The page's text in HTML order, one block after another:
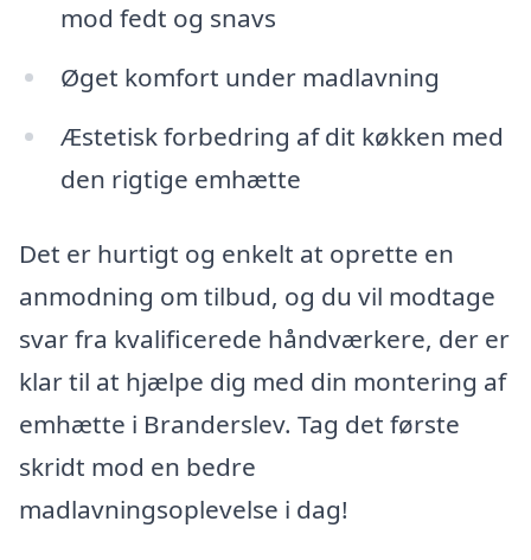
mod fedt og snavs
Øget komfort under madlavning
Æstetisk forbedring af dit køkken med
den rigtige emhætte
Det er hurtigt og enkelt at oprette en
anmodning om tilbud, og du vil modtage
svar fra kvalificerede håndværkere, der er
klar til at hjælpe dig med din montering af
emhætte i Branderslev. Tag det første
skridt mod en bedre
madlavningsoplevelse i dag!